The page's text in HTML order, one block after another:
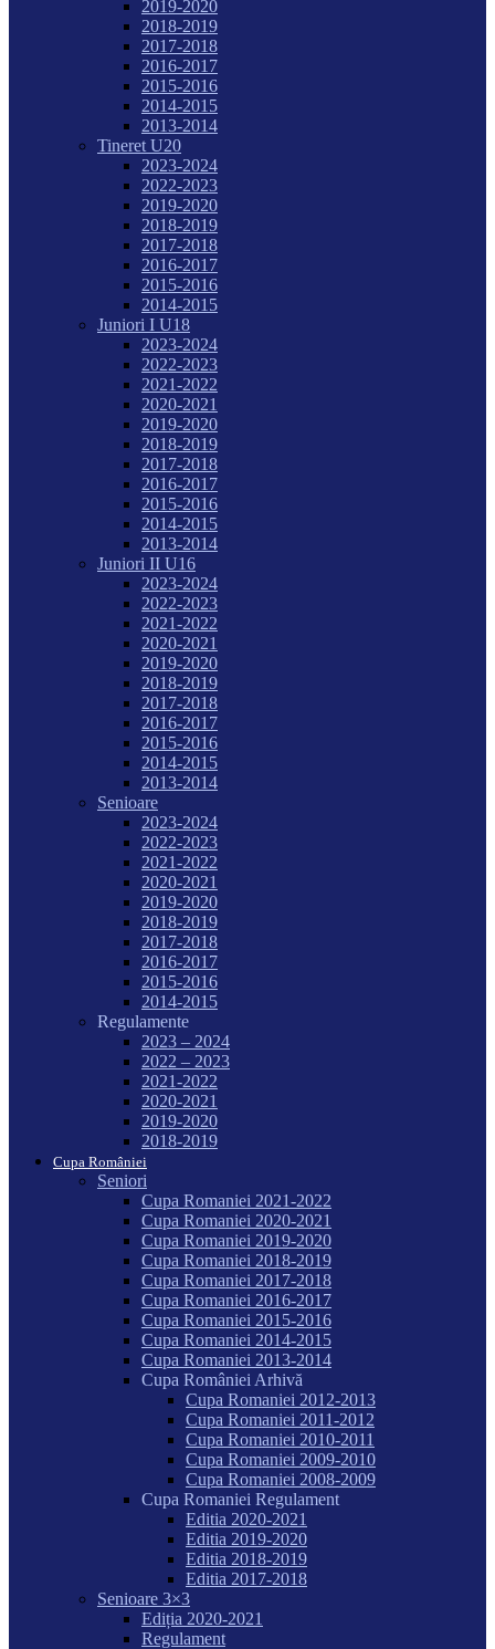
2019-2020
2018-2019
2017-2018
2016-2017
2015-2016
2014-2015
2013-2014
Tineret U20
2023-2024
2022-2023
2019-2020
2018-2019
2017-2018
2016-2017
2015-2016
2014-2015
Juniori I U18
2023-2024
2022-2023
2021-2022
2020-2021
2019-2020
2018-2019
2017-2018
2016-2017
2015-2016
2014-2015
2013-2014
Juniori II U16
2023-2024
2022-2023
2021-2022
2020-2021
2019-2020
2018-2019
2017-2018
2016-2017
2015-2016
2014-2015
2013-2014
Senioare
2023-2024
2022-2023
2021-2022
2020-2021
2019-2020
2018-2019
2017-2018
2016-2017
2015-2016
2014-2015
Regulamente
2023 – 2024
2022 – 2023
2021-2022
2020-2021
2019-2020
2018-2019
Cupa României
Seniori
Cupa Romaniei 2021-2022
Cupa Romaniei 2020-2021
Cupa Romaniei 2019-2020
Cupa Romaniei 2018-2019
Cupa Romaniei 2017-2018
Cupa Romaniei 2016-2017
Cupa Romaniei 2015-2016
Cupa Romaniei 2014-2015
Cupa Romaniei 2013-2014
Cupa României Arhivă
Cupa Romaniei 2012-2013
Cupa Romaniei 2011-2012
Cupa Romaniei 2010-2011
Cupa Romaniei 2009-2010
Cupa Romaniei 2008-2009
Cupa Romaniei Regulament
Editia 2020-2021
Editia 2019-2020
Editia 2018-2019
Editia 2017-2018
Senioare 3×3
Ediția 2020-2021
Regulament